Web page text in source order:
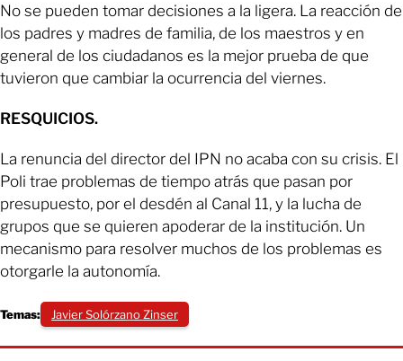
No se pueden tomar decisiones a la ligera. La reacción de
los padres y madres de familia, de los maestros y en
general de los ciudadanos es la mejor prueba de que
tuvieron que cambiar la ocurrencia del viernes.
RESQUICIOS.
La renuncia del director del IPN no acaba con su crisis. El
Poli trae problemas de tiempo atrás que pasan por
presupuesto, por el desdén al Canal 11, y la lucha de
grupos que se quieren apoderar de la institución. Un
mecanismo para resolver muchos de los problemas es
otorgarle la autonomía.
Temas: Javier Solórzano Zinser